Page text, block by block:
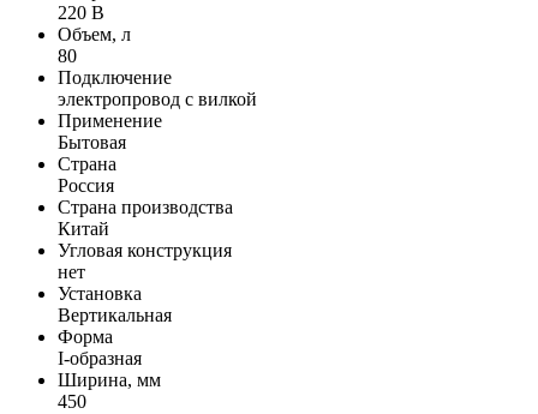
220 В
Объем, л
80
Подключение
электропровод с вилкой
Применение
Бытовая
Страна
Россия
Страна производства
Китай
Угловая конструкция
нет
Установка
Вертикальная
Форма
I-образная
Ширина, мм
450